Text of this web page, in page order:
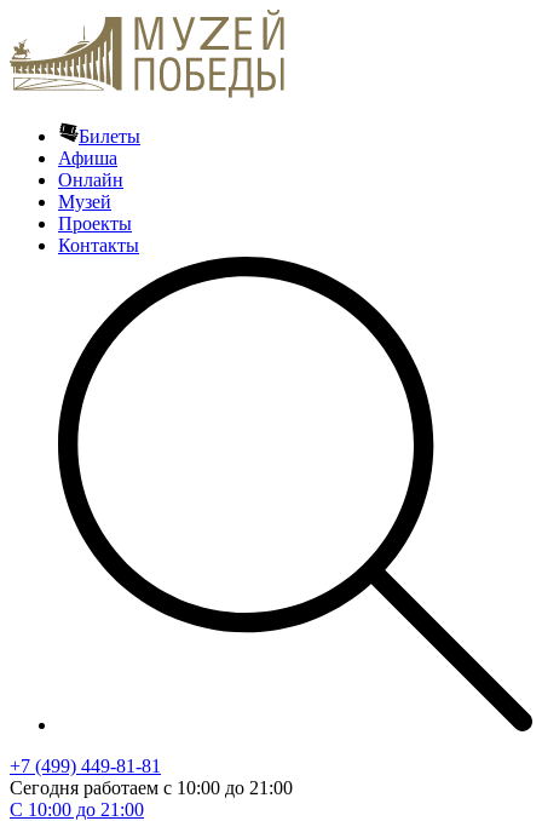
Билеты
Афиша
Онлайн
Музей
Проекты
Контакты
+7 (499) 449-81-81
Сегодня работаем с 10:00 до 21:00
С 10:00 до 21:00